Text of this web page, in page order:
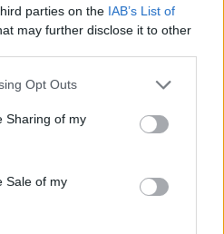
parties on the IAB’s List of
may further disclose it to other
Opt Outs
Sharing of my
Sale of my